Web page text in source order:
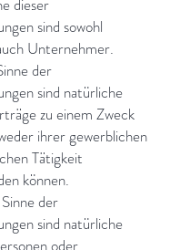
dieser
sind sowohl
Unternehmer.
der
sind natürliche
zu einem Zweck
ihrer gewerblichen
Tätigkeit
können.
der
sind natürliche
oder